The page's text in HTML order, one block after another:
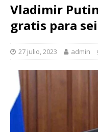
Vladimir
gratis para
27 julio, 2023 admin